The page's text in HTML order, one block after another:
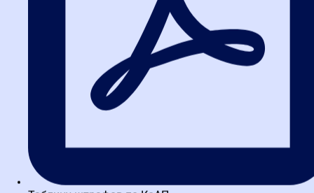
часто используются альтернативные методы разрешения
споров. Понимание этих нюансов позволяет участникам
закупок избежать необоснованного включения в реестр и
сохранить деловую репутацию.
Практика ФАС как инструмент
и учета региональных особенностей, таких как специфика
экономики в Омске. Участникам закупок по всей России
необходимо постоянно отслеживать изменения, особенно в